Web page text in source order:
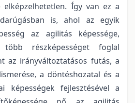
Így van ez a
is, ahol az egyik
az agilitás képessége,
részképességet foglal
az irányváltoztatásos futás, a
a döntéshozatal és a
képességek fejlesztésével a